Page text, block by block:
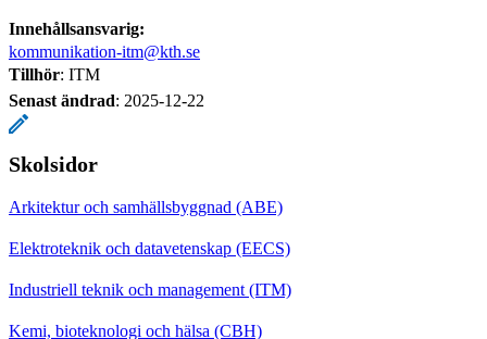
Innehållsansvarig:
kommunikation-itm@kth.se
Tillhör: ITM
Senast ändrad: 2025-12-22
Skolsidor
Arkitektur och samhällsbyggnad (ABE)
Elektroteknik och datavetenskap (EECS)
Industriell teknik och management (ITM)
Kemi, bioteknologi och hälsa (CBH)